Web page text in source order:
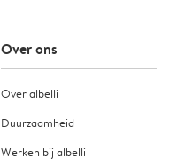
Over ons
Over albelli
Duurzaamheid
Werken bij albelli